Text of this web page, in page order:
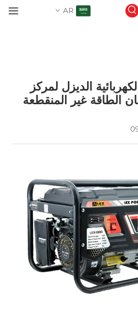
AR
الديزل لمركز
الطاقة غير المنقطعة